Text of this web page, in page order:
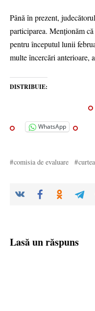
Până în prezent,
participarea. Menționăm
pentru începutul lunii
multe încercări anterioare,
DISTRIBUIE:
WhatsApp
comisia de evaluare
Lasă un răspuns